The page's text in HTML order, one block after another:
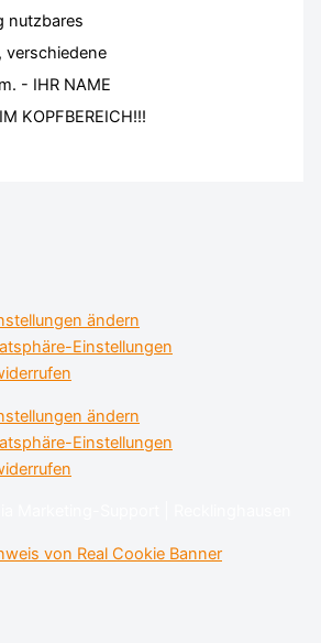
nutzbares
verschiedene
- IHR NAME
KOPFBEREICH!!!
ändern
Einstellungen
ändern
Einstellungen
von Real Cookie Banner